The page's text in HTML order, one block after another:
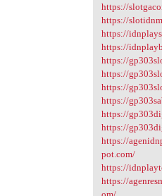
https://
https://
https://
https://
https://
https://
https://
https://
https://
https://
https://
pot.com/
https://
https://